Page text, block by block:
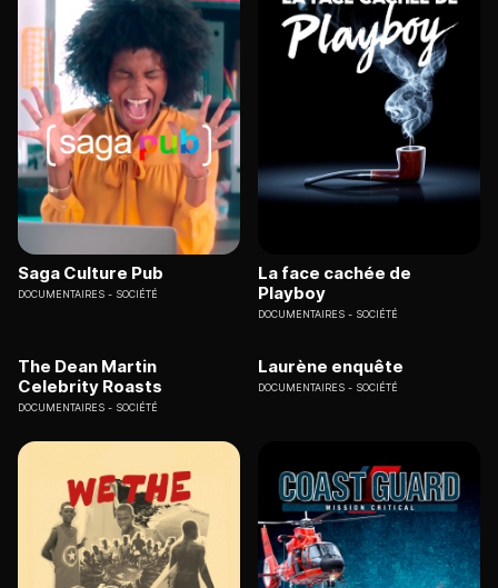
Saga Culture Pub
DOCUMENTAIRES SOCIÉTÉ
La face cachée de
Playboy
DOCUMENTAIRES SOCIÉTÉ
The Dean Martin
Celebrity Roasts
DOCUMENTAIRES SOCIÉTÉ
Laurène enquête
DOCUMENTAIRES SOCIÉTÉ